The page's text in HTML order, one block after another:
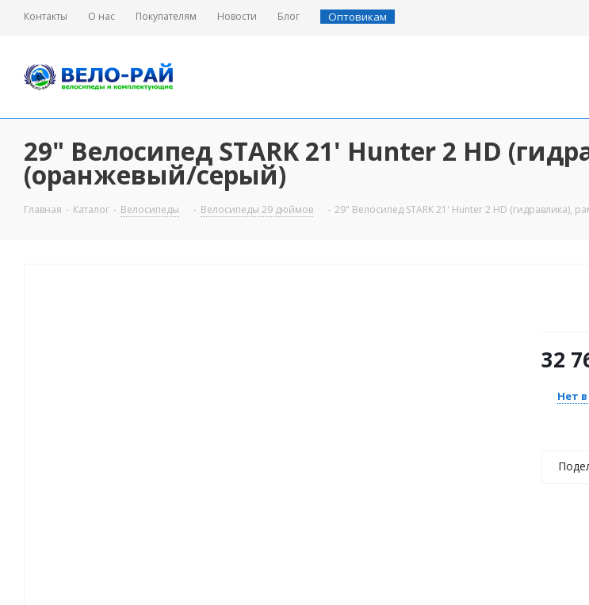
Контакты О нас Покупателям Новости Блог Оптовикам
29" Велосипед STARK 21' Hunter 2 HD
(оранжевый/серый)
Главная - Каталог - Велосипеды - Велосипеды 29 дюймов - 29" Велосипед STARK 21' Hunter 2 HD (гидравлика),
32
Нет